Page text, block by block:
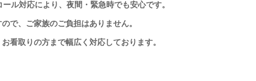
ル対応により、夜間・緊急時でも安心です。
で、ご家族のご負担はありません。
看取りの方まで幅広く対応しております。